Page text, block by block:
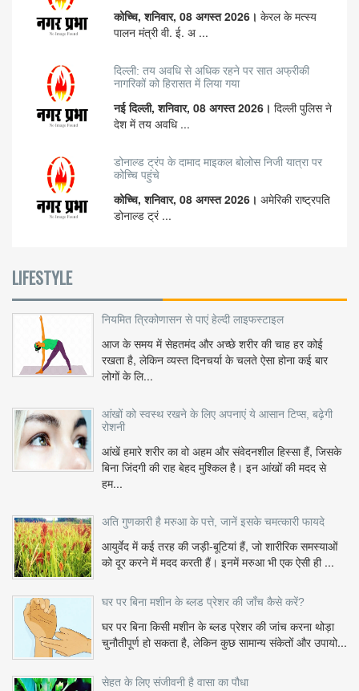
कोच्चि, शनिवार, 08 अगस्त 2026। केरल के मत्स्य
पालन मंत्री वी. ई. अ ...
दिल्ली: तय अवधि से अधिक रहने पर सात अफ्रीकी
नागरिकों को हिरासत में लिया गया
नई दिल्ली, शनिवार, 08 अगस्त 2026। दिल्ली पुलिस ने
देश में तय अवधि ...
डोनाल्ड ट्रंप के दामाद माइकल बोलोस निजी यात्रा पर
कोच्चि पहुंचे
कोच्चि, शनिवार, 08 अगस्त 2026। अमेरिकी राष्ट्रपति
डोनाल्ड ट्रं ...
LIFESTYLE
नियमित त्रिकोणासन से पाएं हेल्दी लाइफस्टाइल
आज के समय में सेहतमंद और अच्छे शरीर की चाह हर कोई
रखता है, लेकिन व्यस्त दिनचर्या के चलते ऐसा होना कई बार
लोगों के लि...
आंखों को स्वस्थ रखने के लिए अपनाएं ये आसान टिप्स, बढ़ेगी
रोशनी
आंखें हमारे शरीर का वो अहम और संवेदनशील हिस्सा हैं, जिसके
बिना जिंदगी की राह बेहद मुश्किल है। इन आंखों की मदद से
हम...
अति गुणकारी है मरुआ के पत्ते, जानें इसके चमत्कारी फायदे
आयुर्वेद में कई तरह की जड़ी-बूटियां हैं, जो शारीरिक समस्याओं
को दूर करने में मदद करती हैं। इनमें मरुआ भी एक ऐसी ही ...
घर पर बिना मशीन के ब्लड प्रेशर की जाँच कैसे करें?
घर पर बिना किसी मशीन के ब्लड प्रेशर की जांच करना थोड़ा
चुनौतीपूर्ण हो सकता है, लेकिन कुछ सामान्य संकेतों और उपायो...
सेहत के लिए संजीवनी है वासा का पौधा